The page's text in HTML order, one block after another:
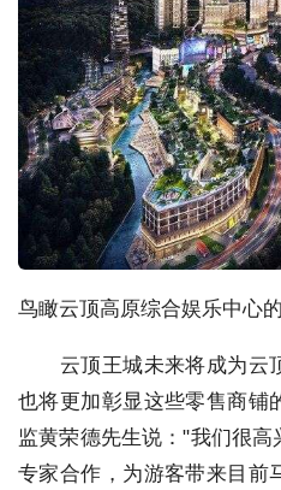
鸟瞰云顶高原综合娱乐中心
云顶王城未来将成为云
也将更加彰显这些零售商铺
监黄荣德先生说："我们很
专家合作，为游客带来目前